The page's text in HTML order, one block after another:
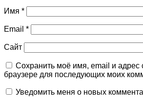
Имя *
Email *
Сайт
Сохранить моё имя, email и адрес
браузере для последующих моих
Уведомить меня о новых